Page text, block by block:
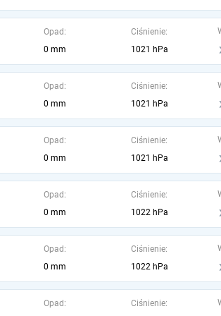
Opad:
0 mm
Ciśnienie:
1021 hPa
Opad:
0 mm
Ciśnienie:
1021 hPa
Opad:
0 mm
Ciśnienie:
1021 hPa
Opad:
0 mm
Ciśnienie:
1022 hPa
Opad:
0 mm
Ciśnienie:
1022 hPa
Opad:
Ciśnienie: